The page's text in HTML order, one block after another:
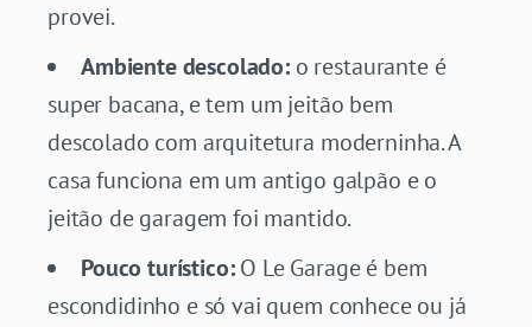
provei.
Ambiente descolado:o restaurante é
super bacana, e tem um jeitão bem
descolado com arquitetura moderninha. A
casa funciona em um antigo galpão e o
jeitão de garagem foi mantido.
Pouco turístico:O Le Garage é bem
escondidinho e só vai quem conhece ou já